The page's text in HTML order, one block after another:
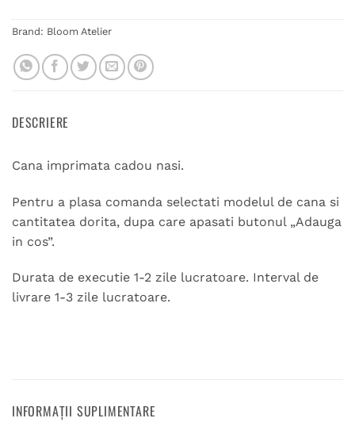
Brand: Bloom Atelier
DESCRIERE
Cana imprimata cadou nasi.
Pentru a plasa comanda selectati modelul de cana si
cantitatea dorita, dupa care apasati butonul „Adauga
in cos”.
Durata de executie 1-2 zile lucratoare. Interval de
livrare 1-3 zile lucratoare.
INFORMAȚII SUPLIMENTARE